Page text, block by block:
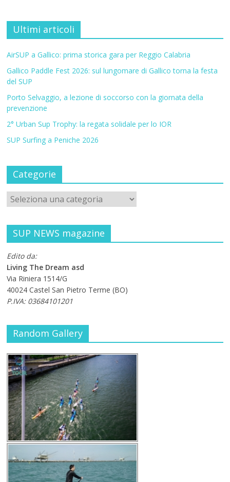
Ultimi articoli
AirSUP a Gallico: prima storica gara per Reggio Calabria
Gallico Paddle Fest 2026: sul lungomare di Gallico torna la festa
del SUP
Porto Selvaggio, a lezione di soccorso con la giornata della
prevenzione
2° Urban Sup Trophy: la regata solidale per lo IOR
SUP Surfing a Peniche 2026
Categorie
SUP NEWS magazine
Edito da:
Living The Dream asd
Via Riniera 1514/G
40024 Castel San Pietro Terme (BO)
P.IVA: 03684101201
Random Gallery